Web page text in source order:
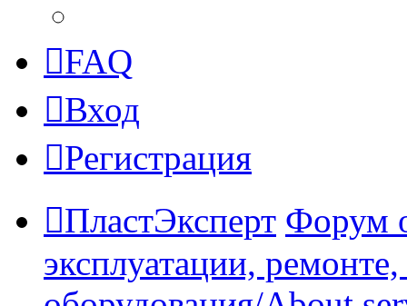
FAQ
Вход
Регистрация
ПластЭксперт Форум
эксплуатации,